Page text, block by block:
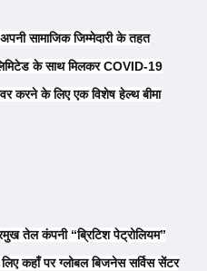
सामाजिक जिम्मेदारी के तहत
के साथ मिलकर COVID-19
करने के लिए एक विशेष हेल्थ बीमा
तेल कंपनी “ब्रिटिश पेट्रोलियम”
कहाँ पर ग्लोबल बिजनेस सर्विस सेंटर